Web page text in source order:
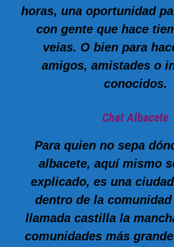
horas, una oportunidad
con gente que hace
veias. O bien para
amigos, amistades o
conocidos.
Chat Albacete
Para quien no sepa
albacete, aquí mismo
explicado, es una
dentro de la comunidad
llamada castilla la
comunidades más